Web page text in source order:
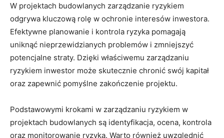
W projektach⁣ budowlanych zarządzanie ryzykiem
odgrywa kluczową rolę w ochronie interesów inwestora.
Efektywne planowanie i​ kontrola ryzyka pomagają
uniknąć ‍nieprzewidzianych⁣ problemów ⁤i zmniejszyć
potencjalne straty. Dzięki⁣ właściwemu zarządzaniu
ryzykiem inwestor może skutecznie chronić swój kapitał
oraz zapewnić pomyślne zakończenie projektu.
Podstawowymi‌ krokami w zarządzaniu ryzykiem w
projektach budowlanych są identyfikacja, ocena, kontrola
oraz monitorowanie⁢ ryzyka. Warto również ⁤uwzględnić